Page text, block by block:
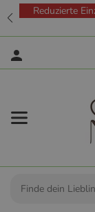
Reduzierte